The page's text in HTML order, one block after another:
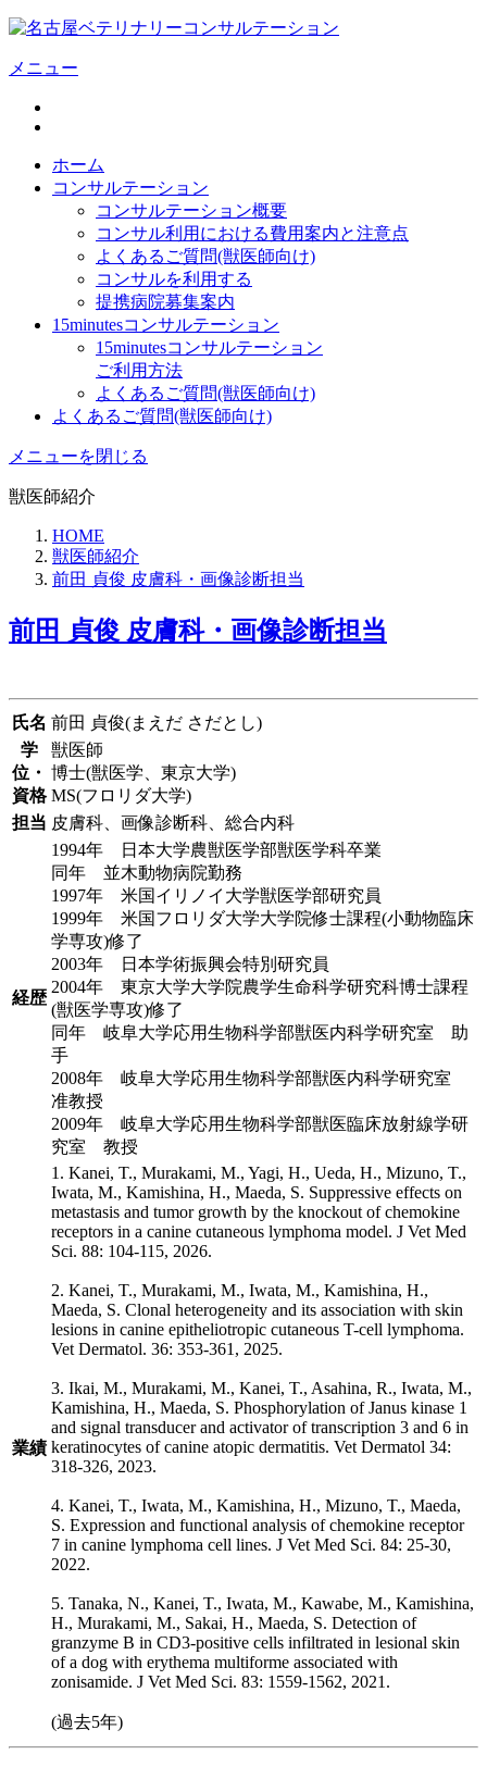
メニュー
ホーム
コンサルテーション
コンサルテーション概要
コンサル利用における費用案内と注意点
よくあるご質問(獣医師向け)
コンサルを利用する
提携病院募集案内
15minutesコンサルテーション
15minutesコンサルテーション
ご利用方法
よくあるご質問(獣医師向け)
よくあるご質問(獣医師向け)
メニューを閉じる
獣医師紹介
HOME
獣医師紹介
前田 貞俊 皮膚科・画像診断担当
前田 貞俊 皮膚科・画像診断担当
氏名 前田 貞俊(まえだ さだとし)
学
位・
資格
獣医師
博士(獣医学、東京大学)
MS(フロリダ大学)
担当 皮膚科、画像診断科、総合内科
経歴
1994年 日本大学農獣医学部獣医学科卒業
同年 並木動物病院勤務
1997年 米国イリノイ大学獣医学部研究員
1999年 米国フロリダ大学大学院修士課程(小動物臨床
学専攻)修了
2003年 日本学術振興会特別研究員
2004年 東京大学大学院農学生命科学研究科博士課程
(獣医学専攻)修了
同年 岐阜大学応用生物科学部獣医内科学研究室 助
手
2008年 岐阜大学応用生物科学部獣医内科学研究室
准教授
2009年 岐阜大学応用生物科学部獣医臨床放射線学研
究室 教授
業績
1. Kanei, T., Murakami, M., Yagi, H., Ueda, H., Mizuno, T.,
Iwata, M., Kamishina, H., Maeda, S. Suppressive effects on
metastasis and tumor growth by the knockout of chemokine
receptors in a canine cutaneous lymphoma model. J Vet Med
Sci. 88: 104-115, 2026.
2. Kanei, T., Murakami, M., Iwata, M., Kamishina, H.,
Maeda, S. Clonal heterogeneity and its association with skin
lesions in canine epitheliotropic cutaneous T-cell lymphoma.
Vet Dermatol. 36: 353-361, 2025.
3. Ikai, M., Murakami, M., Kanei, T., Asahina, R., Iwata, M.,
Kamishina, H., Maeda, S. Phosphorylation of Janus kinase 1
and signal transducer and activator of transcription 3 and 6 in
keratinocytes of canine atopic dermatitis. Vet Dermatol 34:
318-326, 2023.
4. Kanei, T., Iwata, M., Kamishina, H., Mizuno, T., Maeda,
S. Expression and functional analysis of chemokine receptor
7 in canine lymphoma cell lines. J Vet Med Sci. 84: 25-30,
2022.
5. Tanaka, N., Kanei, T., Iwata, M., Kawabe, M., Kamishina,
H., Murakami, M., Sakai, H., Maeda, S. Detection of
granzyme B in CD3-positive cells infiltrated in lesional skin
of a dog with erythema multiforme associated with
zonisamide. J Vet Med Sci. 83: 1559-1562, 2021.
(過去5年)